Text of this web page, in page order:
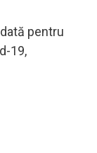
pentru
19,